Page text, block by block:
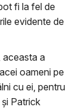
fi la fel de
evidente de
aceasta a
oameni pe
cu ei, pentru
Patrick